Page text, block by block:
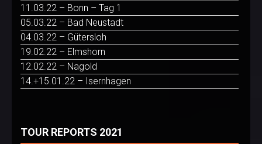
11.03.22 – Bonn – Tag 1
05.03.22 – Bad Neustadt
04.03.22 – Gütersloh
19.02.22 – Elmshorn
12.02.22 – Nagold
14.+15.01.22 – Isernhagen
TOUR REPORTS 2021